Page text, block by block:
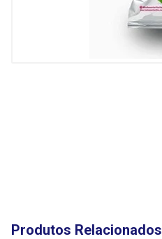
Produtos Relacionados